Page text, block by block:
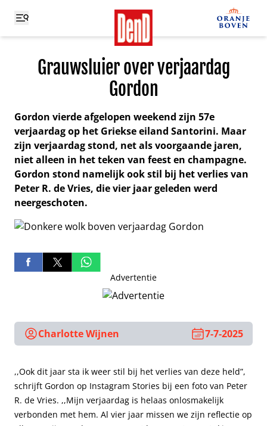
Grauwsluier over verjaardag
Gordon
Gordon vierde afgelopen weekend zijn 57e
verjaardag op het Griekse eiland Santorini. Maar
zijn verjaardag stond, net als voorgaande jaren,
niet alleen in het teken van feest en champagne.
Gordon stond namelijk ook stil bij het verlies van
Peter R. de Vries, die vier jaar geleden werd
neergeschoten.
Advertentie
Charlotte Wijnen 7-7-2025
,,Ook dit jaar sta ik weer stil bij het verlies van deze held”,
schrijft Gordon op Instagram Stories bij een foto van Peter
R. de Vries. ,,Mijn verjaardag is helaas onlosmakelijk
verbonden met hem. Al vier jaar missen we zijn reflectie op